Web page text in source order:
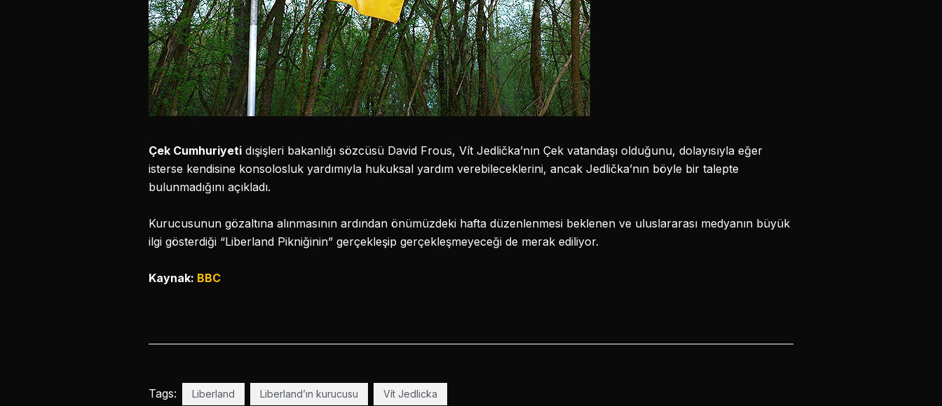
Çek Cumhuriyeti dışişleri bakanlığı sözcüsü David Frous, Vít Jedlička’nın Çek vatandaşı olduğunu, dolayısıyla eğer
isterse kendisine konsolosluk yardımıyla hukuksal yardım verebileceklerini, ancak Jedlička’nın böyle bir talepte
bulunmadığını açıkladı.
Kurucusunun gözaltına alınmasının ardından önümüzdeki hafta düzenlenmesi beklenen ve uluslararası medyanın büyük
ilgi gösterdiği “Liberland Pikniğinin” gerçekleşip gerçekleşmeyeceği de merak ediliyor.
Kaynak: BBC
Tags: Liberland Liberland’ın kurucusu Vít Jedlicka